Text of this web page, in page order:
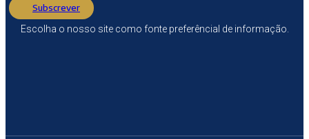
Subscrever
Escolha o nosso site como fonte preferêncial de informação.